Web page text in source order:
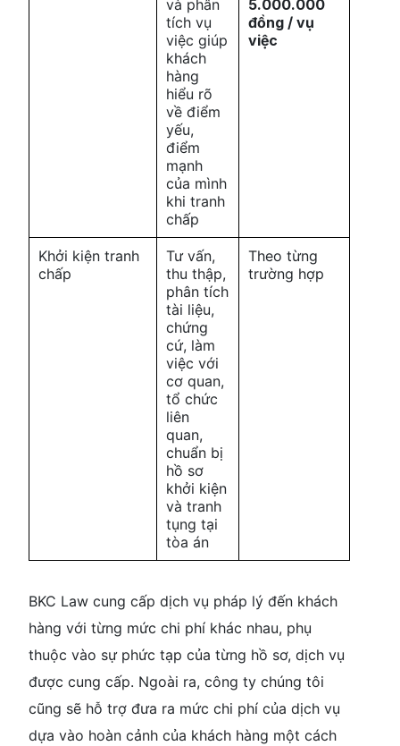
và phân
tích vụ
việc giúp
khách
hàng
hiểu rõ
về điểm
yếu,
điểm
mạnh
của mình
khi tranh
chấp
5.000.000
đồng / vụ
việc
Khởi kiện tranh
chấp
Tư vấn,
thu thập,
phân tích
tài liệu,
chứng
cứ, làm
việc với
cơ quan,
tổ chức
liên
quan,
chuẩn bị
hồ sơ
khởi kiện
và tranh
tụng tại
tòa án
Theo từng
trường hợp
BKC Law cung cấp dịch vụ pháp lý đến khách
hàng với từng mức chi phí khác nhau, phụ
thuộc vào sự phức tạp của từng hồ sơ, dịch vụ
được cung cấp. Ngoài ra, công ty chúng tôi
cũng sẽ hỗ trợ đưa ra mức chi phí của dịch vụ
dựa vào hoàn cảnh của khách hàng một cách